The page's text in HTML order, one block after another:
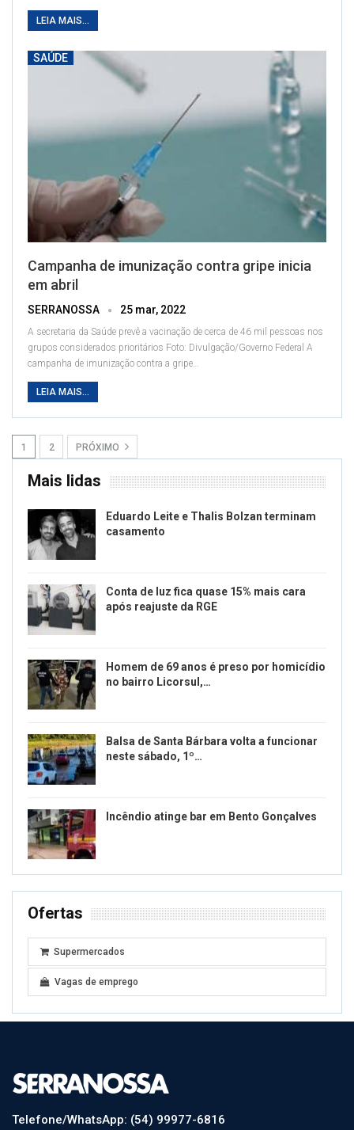
LEIA MAIS...
SAÚDE
Campanha de imunização contra gripe inicia
em abril
SERRANOSSA 25 mar, 2022
A secretaria da Saúde prevê a vacinação de cerca de 46 mil pessoas nos
grupos considerados prioritários Foto: Divulgação/Governo Federal A
campanha de imunização contra a gripe…
LEIA MAIS...
1 2 PRÓXIMO
Mais lidas
Eduardo Leite e Thalis Bolzan terminam
casamento
Conta de luz fica quase 15% mais cara
após reajuste da RGE
Homem de 69 anos é preso por homicídio
no bairro Licorsul,…
Balsa de Santa Bárbara volta a funcionar
neste sábado, 1º…
Incêndio atinge bar em Bento Gonçalves
Ofertas
Supermercados
Vagas de emprego
Telefone/WhatsApp: (54) 99977-6816